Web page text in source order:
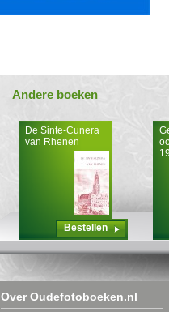
Andere boeken
De Sinte-Cunera
van Rhenen
Bestellen
Over Oudefotoboeken.nl